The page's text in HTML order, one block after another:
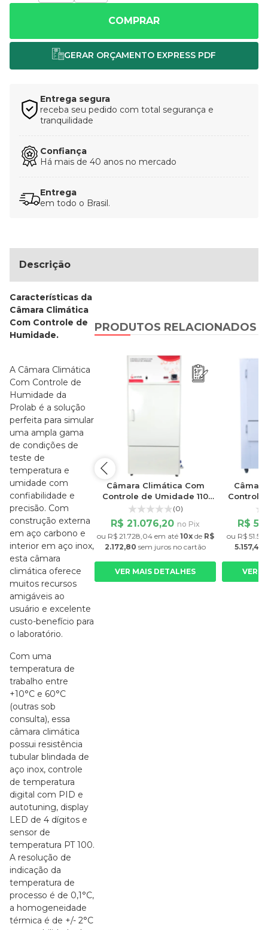
COMPRAR
Entrega segura
receba seu pedido com total segurança e
tranquilidade
Confiança
Há mais de 40 anos no mercado
Entrega
em todo o Brasil.
Descrição
Características da
Câmara Climática
Com Controle de
Humidade.
A Câmara Climática
Com Controle de
Humidade da
Prolab é a solução
perfeita para simular
uma ampla gama
de condições de
teste de
temperatura e
umidade com
confiabilidade e
precisão. Com
construção externa
em aço carbono e
interior em aço inox,
esta câmara
climática oferece
muitos recursos
amigáveis ao
usuário e excelente
custo-benefício para
o laboratório.
Com uma
temperatura de
trabalho entre
+10°C e 60°C
(outras sob
consulta), essa
câmara climática
possui resistência
tubular blindada de
aço inox, controle
de temperatura
digital com PID e
autotuning, display
LED de 4 dígitos e
sensor de
temperatura PT 100.
A resolução de
indicação da
temperatura de
processo é de 0,1°C,
a homogeneidade
térmica é de +/- 2°C
PRODUTOS RELACIONADOS
Climática Com
de Umidade 180
Litros (0)
no Pix
em até10xde R$
sem jurosno cartão
MAIS DETALHES
Câmara Climática Com
Controle de Umidade 110
Litros
(0)
R$ 21.076,20 no Pix
ou R$ 21.728,04em até 10xde R$
2.172,80 sem juros no cartão
VER MAIS DETALHES
Controle
R$
ou R$
5.157,41
VER